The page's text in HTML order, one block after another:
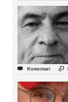
 Komentari 